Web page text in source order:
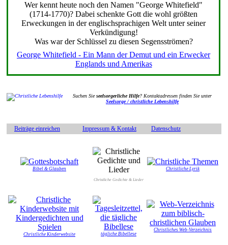
Wer kennt heute noch den Namen "George Whitefield"
(1714-1770)? Dabei schenkte Gott die wohl größten
Erweckungen in der englischsprachigen Welt unter seiner
Verkündigung!
Was war der Schlüssel zu diesen Segensströmen?
George Whitefield - Ein Mann der Demut und ein Erwecker
Englands und Amerikas
Suchen Sieseelsorgerliche Hilfe? Kontaktadressen finden Sie unter
Seelsorge / christliche Lebenshilfe
Beiträge einreichen Impressum & Kontakt Datenschutz
Bibel & Glauben
Christliche Gedichte & Lieder
Christliche Lyrik
Christliche Kinderwebsite tägliche Bibellese
Christliches Web-Verzeichnis